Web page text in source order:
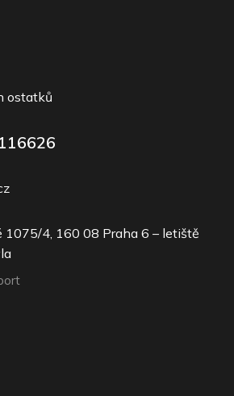
ostatků
1075/4, 160 08 Praha 6 – letiště